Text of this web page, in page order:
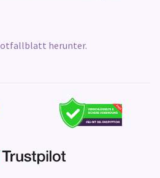
herunter.